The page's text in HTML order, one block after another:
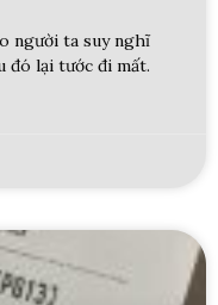
người ta suy nghĩ
đó lại tước đi mất.